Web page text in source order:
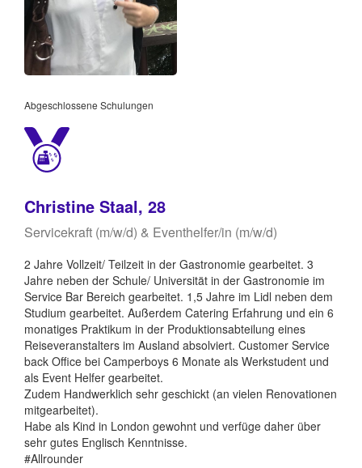
Abgeschlossene Schulungen
Christine Staal, 28
Servicekraft (m/w/d) & Eventhelfer/in (m/w/d)
2 Jahre Vollzeit/ Teilzeit in der Gastronomie gearbeitet. 3
Jahre neben der Schule/ Universität in der Gastronomie im
Service Bar Bereich gearbeitet. 1,5 Jahre im Lidl neben dem
Studium gearbeitet. Außerdem Catering Erfahrung und ein 6
monatiges Praktikum in der Produktionsabteilung eines
Reiseveranstalters im Ausland absolviert. Customer Service
back Office bei Camperboys 6 Monate als Werkstudent und
als Event Helfer gearbeitet.
Zudem Handwerklich sehr geschickt (an vielen Renovationen
mitgearbeitet).
Habe als Kind in London gewohnt und verfüge daher über
sehr gutes Englisch Kenntnisse.
#Allrounder